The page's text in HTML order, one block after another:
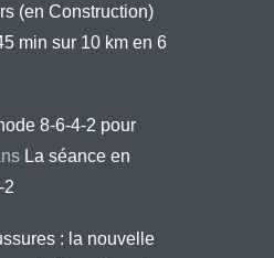
(en Construction)
min sur 10 km en 6
8-6-4-2 pour
La séance en
2
: la nouvelle